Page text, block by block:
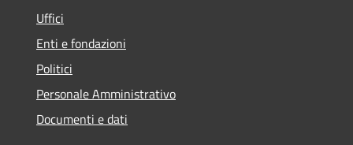
Uffici
Enti e fondazioni
Politici
Personale Amministrativo
Documenti e dati